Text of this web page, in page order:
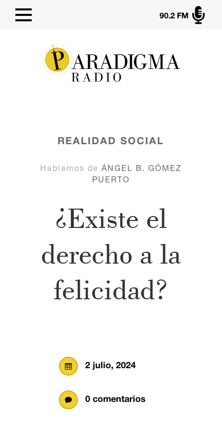

90.2 FM
REALIDAD SOCIAL
Hablamos de ÁNGEL B. GÓMEZ
PUERTO
¿Existe el
derecho a la
felicidad?
 2 julio, 2024
 0 comentarios